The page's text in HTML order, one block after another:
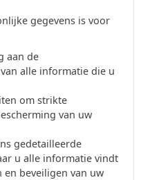
gegevens is voor
aan de
alle informatie die u
om strikte
van uw
gedetailleerde
u alle informatie vindt
en beveiligen van uw